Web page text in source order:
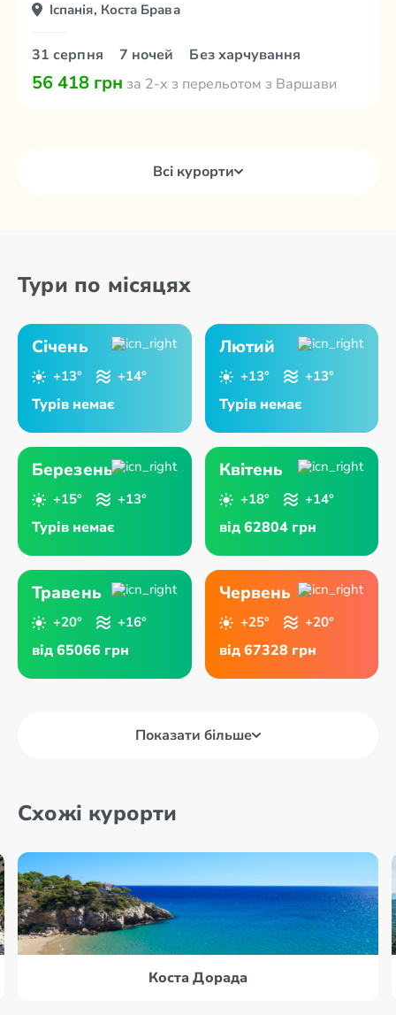
Іспанія, Коста Брава
31 серпня 7 ночей Без харчування
56 418 грн за 2-х з перельотом з Варшави
Всі курорти
Тури по місяцях
Січень
+13° +14°
Турів немає
Лютий
+13° +13°
Турів немає
Березень
+15° +13°
Турів немає
Квітень
+18° +14°
від 62804 грн
Травень
+20° +16°
від 65066 грн
Червень
+25° +20°
від 67328 грн
Показати більше
Схожі курорти
Коста Дорада